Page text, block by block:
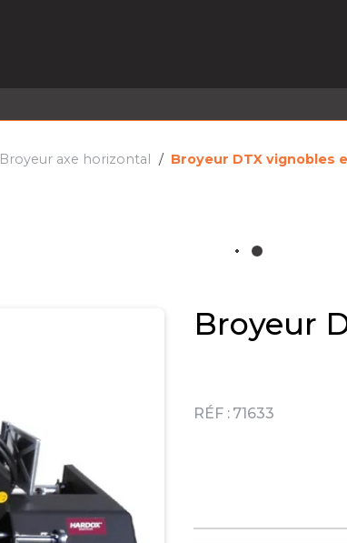
Broyeur axe horizontal Broyeur DTX vignobles
Broyeur
RÉF : 71633